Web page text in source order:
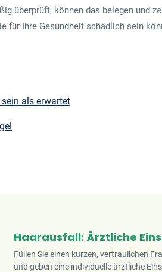
überprüft, können das belegen und
für Ihre Gesundheit schädlich sein
als erwartet
Haarausfall: Ärztliche
Füllen Sie einen kurzen, vertraulichen
und geben eine individuelle ärztliche